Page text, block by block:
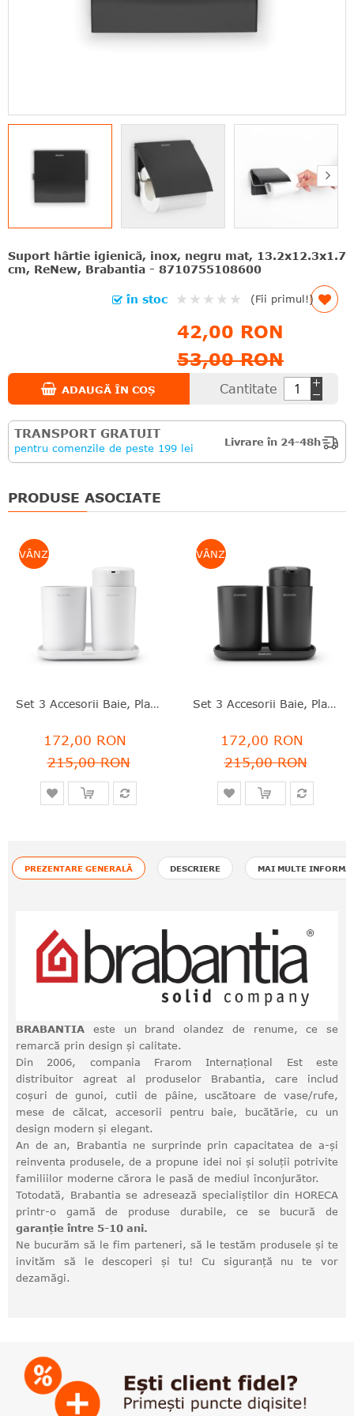
Suport hârtie igienică, inox, negru mat, 13.2x12.3x1.7
cm, ReNew, Brabantia - 8710755108600
Rating:
(Fii primul!)
în stoc
42,00 RON
53,00 RON
Cantitate
ADAUGĂ ÎN COȘ
TRANSPORT GRATUIT
pentru comenzile de peste 199 lei
Livrare în 24-48h
PRODUSE ASOCIATE
VÂNZARE
Set 3 Accesorii Baie, Plastic, Alb, 16.8x14.8x9.7 Cm, ReNew, Brabantia - 8710755280382
172,00 RON
215,00 RON
VÂNZARE
Set 3 Accesorii Baie, Plastic, Negru, 16.8x14.8x9.7 Cm, ReNew, Brabantia - 8710755280368
172,00 RON
215,00 RON
PREZENTARE GENERALĂ DESCRIERE MAI MULTE
BRABANTIA este un brand olandez de renume, ce se
remarcă prin design și calitate.
Din 2006, compania Frarom Internațional Est este
distribuitor agreat al produselor Brabantia, care includ
coșuri de gunoi, cutii de pâine, uscătoare de vase/rufe,
mese de călcat, accesorii pentru baie, bucătărie, cu un
design modern și elegant.
An de an, Brabantia ne surprinde prin capacitatea de a-și
reinventa produsele, de a propune idei noi și soluții potrivite
familiilor moderne cărora le pasă de mediul înconjurător.
Totodată, Brabantia se adresează specialiștilor din HORECA
printr-o gamă de produse durabile, ce se bucură de
garanție între 5-10 ani.
Ne bucurăm să le fim parteneri, să le testăm produsele și te
invităm să le descoperi și tu! Cu siguranță nu te vor
dezamăgi.